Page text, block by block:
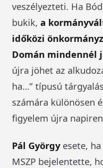
veszélyezteti. Ha
bukik, a
időközi
Domán mindennél
újra jöhet az
ha…” típusú
számára különösen
figyelem újra
Pál Györgyesete, ha
MSZP bejelentette,